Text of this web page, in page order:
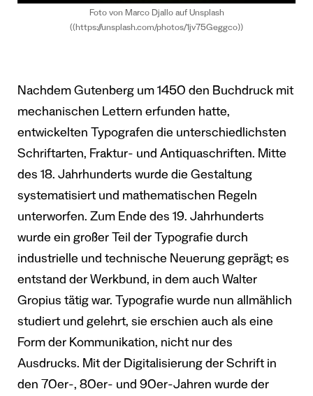
Foto von Marco Djallo auf Unsplash
((https://unsplash.com/photos/1jv75Geggco))
Nachdem Gutenberg um 1450 den Buchdruck mit
mechanischen Lettern erfunden hatte,
entwickelten Typografen die unterschiedlichsten
Schriftarten, Fraktur- und Antiquaschriften. Mitte
des 18. Jahrhunderts wurde die Gestaltung
systematisiert und mathematischen Regeln
unterworfen. Zum Ende des 19. Jahrhunderts
wurde ein großer Teil der Typografie durch
industrielle und technische Neuerung geprägt; es
entstand der Werkbund, in dem auch Walter
Gropius tätig war. Typografie wurde nun allmählich
studiert und gelehrt, sie erschien auch als eine
Form der Kommunikation, nicht nur des
Ausdrucks. Mit der Digitalisierung der Schrift in
den 70er-, 80er- und 90er-Jahren wurde der